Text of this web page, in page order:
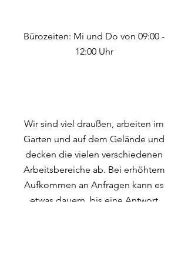
Bürozeiten: Mi und Do von 09:00 -
12:00 Uhr
Wir sind viel draußen, arbeiten im
Garten und auf dem Gelände und
decken die vielen verschiedenen
Arbeitsbereiche ab. Bei erhöhtem
Aufkommen an Anfragen kann es
etwas dauern, bis eine Antwort